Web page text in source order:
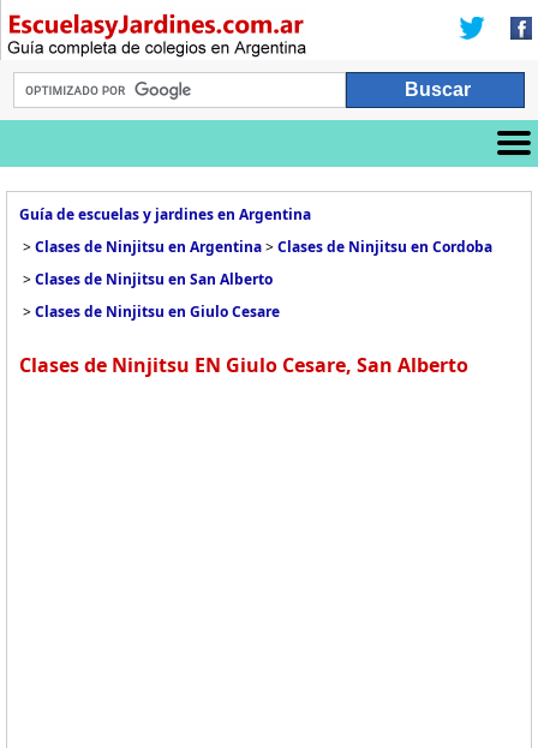
Guía de escuelas y jardines en Argentina
>Clases de Ninjitsu en Argentina>Clases de Ninjitsu en Cordoba
>Clases de Ninjitsu en San Alberto
>Clases de Ninjitsu en Giulo Cesare
Clases de Ninjitsu EN Giulo Cesare, San Alberto